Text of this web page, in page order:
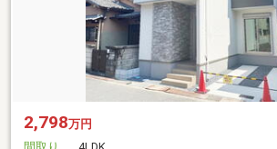
2,798万円